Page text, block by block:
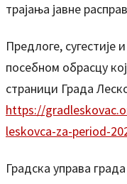
трајања јавне
Предлоге, сугестије
посебном обрасцу
страници Града
https://
leskovca-za-period-
Градска управа